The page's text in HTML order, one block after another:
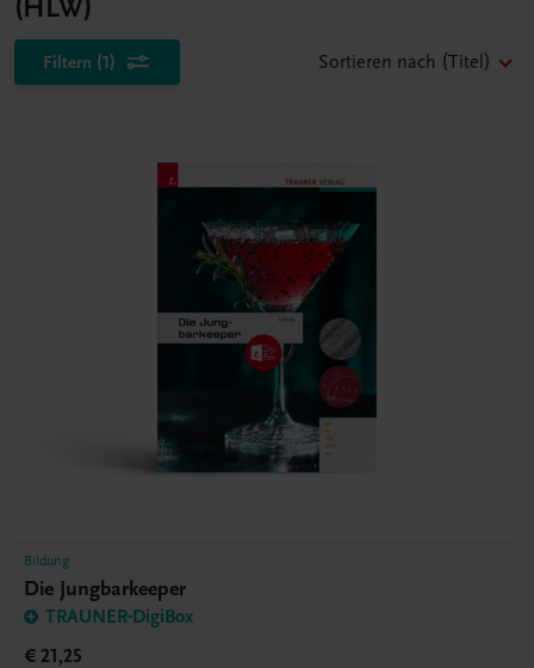
(HLW)
Filtern (1) Sortieren nach (Titel)
Bildung
Die Jungbarkeeper
TRAUNER-DigiBox
€ 21,25